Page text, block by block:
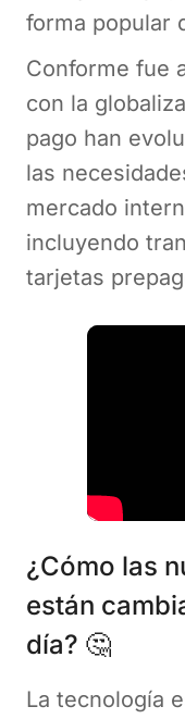
forma popular
Conforme fue
con la
pago han
las
mercado
incluyendo
tarjetas
¿Cómo las
están
día? 🤔
La tecnología